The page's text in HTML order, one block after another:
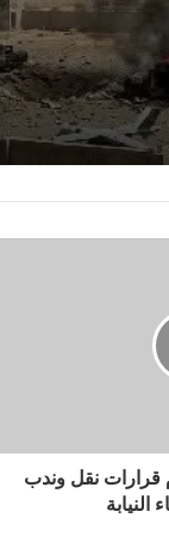
تثبت
نقل وندب
النيابة